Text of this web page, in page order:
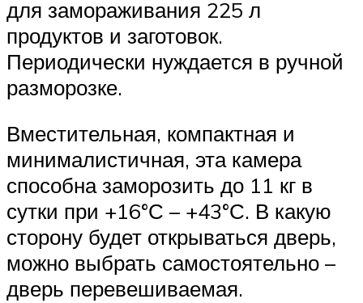
для замораживания 225 л
продуктов и заготовок.
Периодически нуждается в ручной
разморозке.
Вместительная, компактная и
минималистичная, эта камера
способна заморозить до 11 кг в
сутки при +16°С – +43°С. В какую
сторону будет открываться дверь,
можно выбрать самостоятельно –
дверь перевешиваемая.